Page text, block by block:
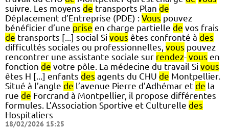
suivre. Les moyens de transports Plan de
Déplacement d’Entreprise (PDE) : Vous pouvez
bénéficier d’une prise en charge partielle de vos frais
de transports [...] social Si vous êtes confronté à des
difficultés sociales ou professionnelles, vous pouvez
rencontrer une assistante sociale sur rendez- vous en
fonction de votre pôle. La médecine du travail Si vous
êtes H [...] enfants des agents du CHU de Montpellier.
Situé à l’angle de l’avenue Pierre d’Adhémar et de la
rue de Forcrand à Montpellier, il propose différentes
formules. L’Association Sportive et Culturelle des
Hospitaliers
18/02/2026 15:25